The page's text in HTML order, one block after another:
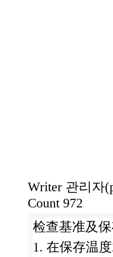
Writer 관리자
Count 972
检查基准及
1. 在保存温